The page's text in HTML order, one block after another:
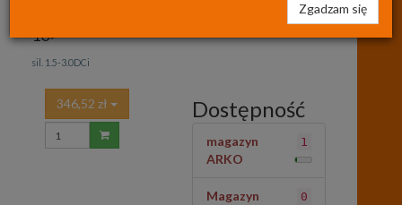
Zgadzam się
PRZEPŁYWOMIERZ POW. OPEL,RENO
10>
sil. 1.5-3.0DCi
346,52 zł Dostępność
magazyn
ARKO
1
Magazyn
0